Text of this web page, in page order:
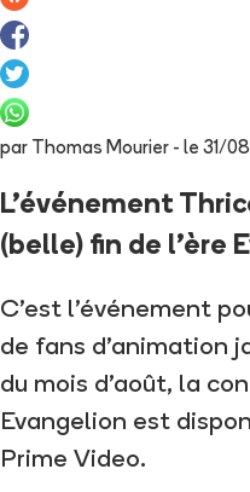
par Thomas Mourier - le 31/
L’événement
(belle) fin de l’ère
C’est l’événement
de fans d’animation
du mois d’août, la
Evangelion est
Prime Video.